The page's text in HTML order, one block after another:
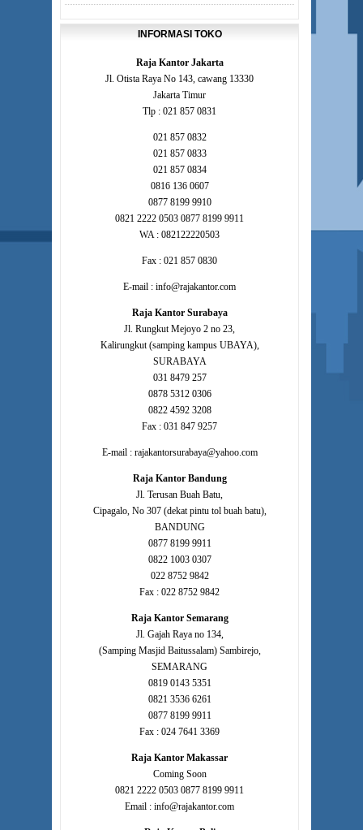
INFORMASI TOKO
Raja Kantor Jakarta
Jl. Otista Raya No 143, cawang 13330
Jakarta Timur
Tlp : 021 857 0831
021 857 0832
021 857 0833
021 857 0834
0816 136 0607
0877 8199 9910
0821 2222 0503 0877 8199 9911
WA : 082122220503
Fax : 021 857 0830
E-mail : info@rajakantor.com
Raja Kantor Surabaya
Jl. Rungkut Mejoyo 2 no 23,
Kalirungkut (samping kampus UBAYA),
SURABAYA
031 8479 257
0878 5312 0306
0822 4592 3208
Fax : 031 847 9257
E-mail : rajakantorsurabaya@yahoo.com
Raja Kantor Bandung
Jl. Terusan Buah Batu,
Cipagalo, No 307 (dekat pintu tol buah batu),
BANDUNG
0877 8199 9911
0822 1003 0307
022 8752 9842
Fax : 022 8752 9842
Raja Kantor Semarang
Jl. Gajah Raya no 134,
(Samping Masjid Baitussalam) Sambirejo,
SEMARANG
0819 0143 5351
0821 3536 6261
0877 8199 9911
Fax : 024 7641 3369
Raja Kantor Makassar
Coming Soon
0821 2222 0503 0877 8199 9911
Email : info@rajakantor.com